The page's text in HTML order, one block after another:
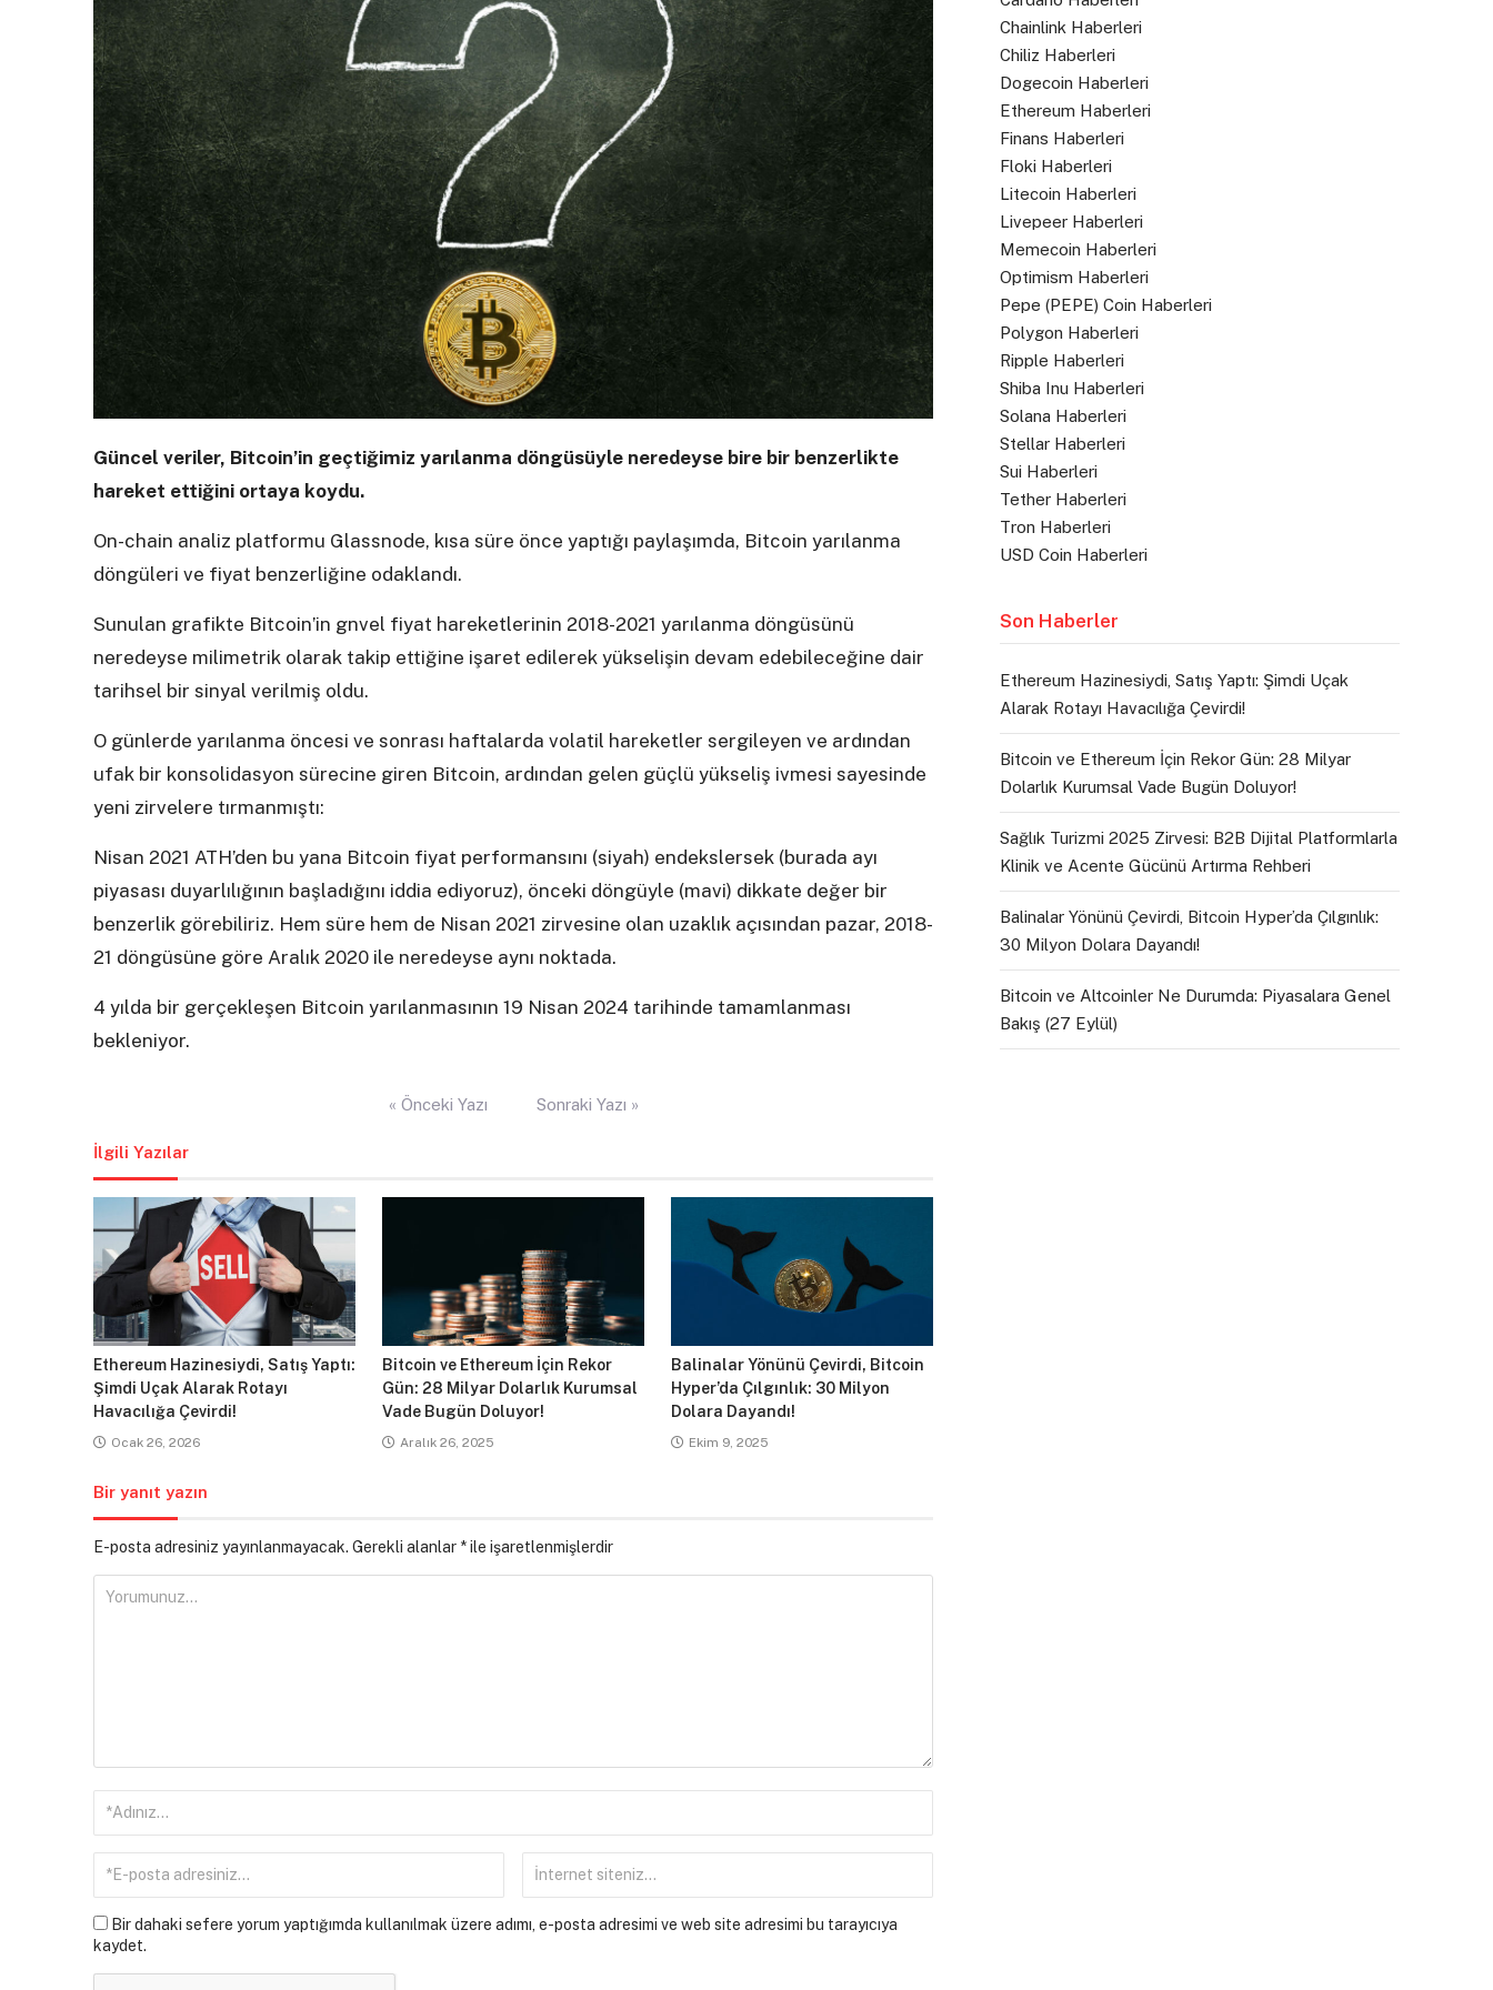
Güncel veriler, Bitcoin’in geçtiğimiz yarılanma döngüsüyle neredeyse bire bir benzerlikte
hareket ettiğini ortaya koydu.
On-chain analiz platformu Glassnode, kısa süre önce yaptığı paylaşımda, Bitcoin yarılanma
döngüleri ve fiyat benzerliğine odaklandı.
Sunulan grafikte Bitcoin’in gnvel fiyat hareketlerinin 2018-2021 yarılanma döngüsünü
neredeyse milimetrik olarak takip ettiğine işaret edilerek yükselişin devam edebileceğine dair
tarihsel bir sinyal verilmiş oldu.
O günlerde yarılanma öncesi ve sonrası haftalarda volatil hareketler sergileyen ve ardından
ufak bir konsolidasyon sürecine giren Bitcoin, ardından gelen güçlü yükseliş ivmesi sayesinde
yeni zirvelere tırmanmıştı:
Nisan 2021 ATH’den bu yana Bitcoin fiyat performansını (siyah) endekslersek (burada ayı
piyasası duyarlılığının başladığını iddia ediyoruz), önceki döngüyle (mavi) dikkate değer bir
benzerlik görebiliriz. Hem süre hem de Nisan 2021 zirvesine olan uzaklık açısından pazar, 2018-
21 döngüsüne göre Aralık 2020 ile neredeyse aynı noktada.
4 yılda bir gerçekleşen Bitcoin yarılanmasının 19 Nisan 2024 tarihinde tamamlanması
bekleniyor.
« Önceki Yazı Sonraki Yazı »
İlgili Yazılar
Ethereum Hazinesiydi, Satış Yaptı:
Şimdi Uçak Alarak Rotayı
Havacılığa Çevirdi!
Ocak 26, 2026
Bitcoin ve Ethereum İçin Rekor
Gün: 28 Milyar Dolarlık Kurumsal
Vade Bugün Doluyor!
Aralık 26, 2025
Balinalar Yönünü Çevirdi, Bitcoin
Hyper’da Çılgınlık: 30 Milyon
Dolara Dayandı!
Ekim 9, 2025
Bir yanıt yazın
E-posta adresiniz yayınlanmayacak. Gerekli alanlar *ile işaretlenmişlerdir
Bir dahaki sefere yorum yaptığımda kullanılmak üzere adımı, e-posta adresimi ve web site adresimi bu tarayıcıya
kaydet.
Chainlink Haberleri
Chiliz Haberleri
Dogecoin Haberleri
Ethereum Haberleri
Finans Haberleri
Floki Haberleri
Litecoin Haberleri
Livepeer Haberleri
Memecoin Haberleri
Optimism Haberleri
Pepe (PEPE) Coin Haberleri
Polygon Haberleri
Ripple Haberleri
Shiba Inu Haberleri
Solana Haberleri
Stellar Haberleri
Sui Haberleri
Tether Haberleri
Tron Haberleri
USD Coin Haberleri
Son Haberler
Ethereum Hazinesiydi, Satış Yaptı: Şimdi Uçak
Alarak Rotayı Havacılığa Çevirdi!
Bitcoin ve Ethereum İçin Rekor Gün: 28 Milyar
Dolarlık Kurumsal Vade Bugün Doluyor!
Sağlık Turizmi 2025 Zirvesi: B2B Dijital Platformlarla
Klinik ve Acente Gücünü Artırma Rehberi
Balinalar Yönünü Çevirdi, Bitcoin Hyper’da Çılgınlık:
30 Milyon Dolara Dayandı!
Bitcoin ve Altcoinler Ne Durumda: Piyasalara Genel
Bakış (27 Eylül)